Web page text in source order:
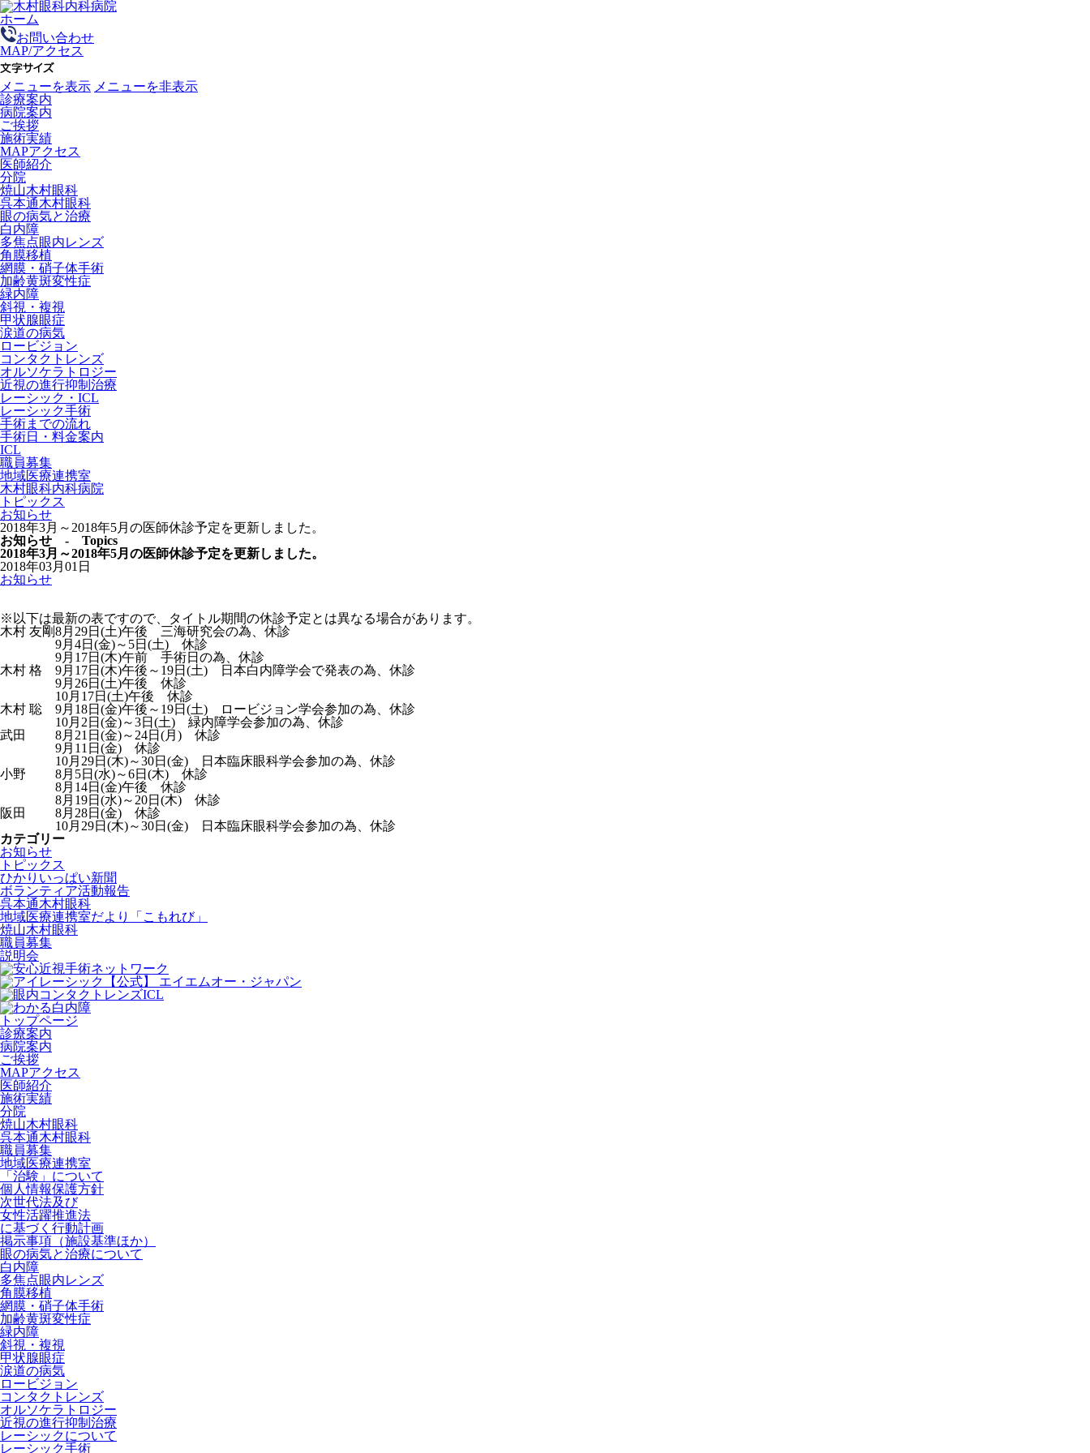
ホーム
お問い合わせ
MAP/アクセス
メニューを表示 メニューを非表示
診療案内
病院案内
ご挨拶
施術実績
MAPアクセス
医師紹介
分院
焼山木村眼科
呉本通木村眼科
眼の病気と治療
白内障
多焦点眼内レンズ
角膜移植
網膜・硝子体手術
加齢黄斑変性症
緑内障
斜視・複視
甲状腺眼症
涙道の病気
ロービジョン
コンタクトレンズ
オルソケラトロジー
近視の進行抑制治療
レーシック・ICL
レーシック手術
手術までの流れ
手術日・料金案内
ICL
職員募集
地域医療連携室
木村眼科内科病院
トピックス
お知らせ
2018年3月～2018年5月の医師休診予定を更新しました。
お知らせ - Topics
2018年3月～2018年5月の医師休診予定を更新しました。
2018年03月01日
お知らせ
※以下は最新の表ですので、タイトル期間の休診予定とは異なる場合があります。
木村 友剛8月29日(土)午後 三海研究会の為、休診
9月4日(金)～5日(土) 休診
9月17日(木)午前 手術日の為、休診
木村 格
9月17日(木)午後～19日(土) 日本白内障学会で発表の為、休診
9月26日(土)午後 休診
10月17日(土)午後 休診
木村 聡
9月18日(金)午後～19日(土) ロービジョン学会参加の為、休診
10月2日(金)～3日(土) 緑内障学会参加の為、休診
武田
8月21日(金)～24日(月) 休診
9月11日(金) 休診
10月29日(木)～30日(金) 日本臨床眼科学会参加の為、休診
小野
8月5日(水)～6日(木) 休診
8月14日(金)午後 休診
8月19日(水)～20日(木) 休診
阪田
8月28日(金) 休診
10月29日(木)～30日(金) 日本臨床眼科学会参加の為、休診
カテゴリー
お知らせ
トピックス
ひかりいっぱい新聞
ボランティア活動報告
呉本通木村眼科
地域医療連携室だより「こもれび」
焼山木村眼科
職員募集
説明会
トップページ
診療案内
病院案内
ご挨拶
MAPアクセス
医師紹介
施術実績
分院
焼山木村眼科
呉本通木村眼科
職員募集
地域医療連携室
「治験」について
個人情報保護方針
次世代法及び
女性活躍推進法
に基づく行動計画
掲示事項（施設基準ほか）
眼の病気と治療について
白内障
多焦点眼内レンズ
角膜移植
網膜・硝子体手術
加齢黄斑変性症
緑内障
斜視・複視
甲状腺眼症
涙道の病気
ロービジョン
コンタクトレンズ
オルソケラトロジー
近視の進行抑制治療
レーシックについて
レーシック手術